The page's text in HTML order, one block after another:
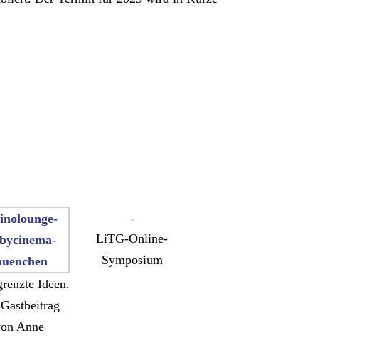
Ideen.
Anne
LiTG-Online-
Symposium